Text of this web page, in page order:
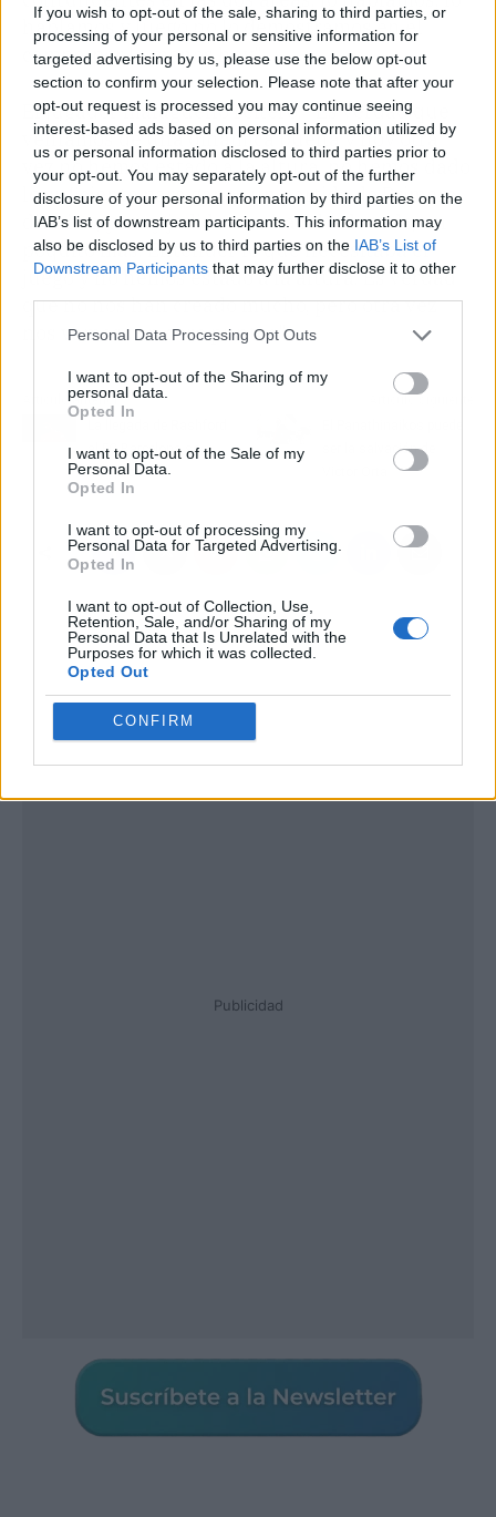
If you wish to opt-out of the sale, sharing to third parties, or
processing of your personal or sensitive information for
targeted advertising by us, please use the below opt-out
section to confirm your selection. Please note that after your
opt-out request is processed you may continue seeing
interest-based ads based on personal information utilized by
us or personal information disclosed to third parties prior to
your opt-out. You may separately opt-out of the further
disclosure of your personal information by third parties on the
IAB’s list of downstream participants. This information may
also be disclosed by us to third parties on the IAB’s List of
Downstream Participants that may further disclose it to other
Personal Data Processing Opt Outs
I want to opt-out of the Sharing of my
personal data.
Opted In
I want to opt-out of the Sale of my
Personal Data.
Opted In
I want to opt-out of processing my
Personal Data for Targeted Advertising.
Opted In
I want to opt-out of Collection, Use,
Retention, Sale, and/or Sharing of my
Personal Data that Is Unrelated with the
Purposes for which it was collected.
Opted Out
CONFIRM
hablamos y luego no lo demostramos en el
campo, por lo menos hoy".
El jugador malagueño reiteró: "Es verdad que
veníamos de una dinámica buena y hoy otra
vez no hemos estado a la altura, no hemos dado
lo suficiente para ganar un partido de Primera
división, y muy jodido. nos ha faltado todo, un
poquito más. Entender lo que necesitaba el
juego y no hemos estado a la altura. Es verdad
que no nos han creado mucho, pero otra vez
nos vamos con cero puntos".
Artículo anterior
al FC Barcelona se
complica
Artículo siguiente
ser la salvación de
Publicidad